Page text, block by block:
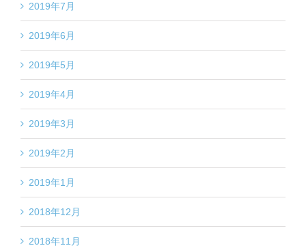
2019年7月
2019年6月
2019年5月
2019年4月
2019年3月
2019年2月
2019年1月
2018年12月
2018年11月